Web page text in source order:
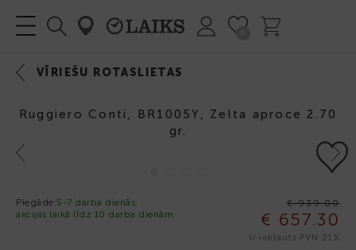
VĪRIEŠU ROTASLIETAS
Ruggiero Conti, BR1005Y, Zelta aproce 2.70
gr.
Previous Next
Piegāde:5-7 darba dienās,
akcijas laikā līdz 10 darba dienām
€ 939.00
€ 657.30
ir iekļauts PVN 21%